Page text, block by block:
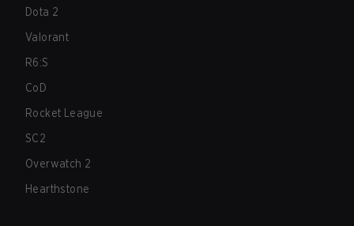
Dota 2
Valorant
R6:S
CoD
Rocket League
SC2
Overwatch 2
Hearthstone